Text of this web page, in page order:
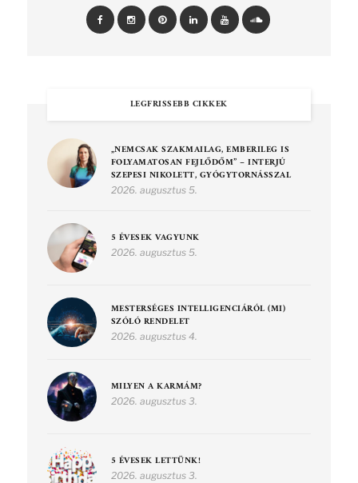
LEGFRISSEBB CIKKEK
„NEMCSAK SZAKMAILAG, EMBERILEG IS
FOLYAMATOSAN FEJLŐDŐM” – INTERJÚ
SZEPESI NIKOLETT, GYÓGYTORNÁSSZAL
2026. augusztus 5.
5 ÉVESEK VAGYUNK
2026. augusztus 5.
MESTERSÉGES INTELLIGENCIÁRÓL (MI)
SZÓLÓ RENDELET
2026. augusztus 4.
MILYEN A KARMÁM?
2026. augusztus 3.
5 ÉVESEK LETTÜNK!
2026. augusztus 3.